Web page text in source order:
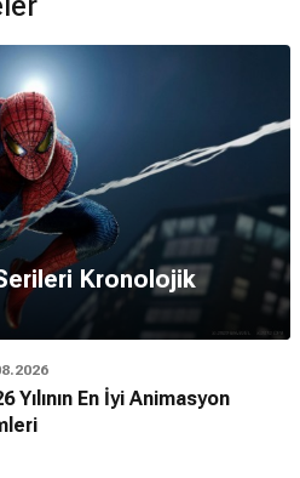
Kronolojik
Yılının En İyi Animasyon